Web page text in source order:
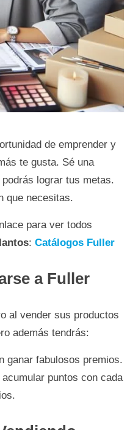
de emprender y
te gusta. Sé una
podrás lograr tus metas.
que necesitas.
para ver todos
: Catálogos Fuller
a Fuller
al vender sus productos
además tendrás:
ganar fabulosos premios.
puntos con cada